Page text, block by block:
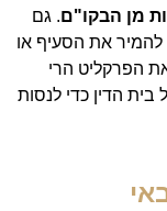
מן הבקו"ם. גם
להמיר את הסעיף או
הפרקליט הרי
הדין כדי לנסות